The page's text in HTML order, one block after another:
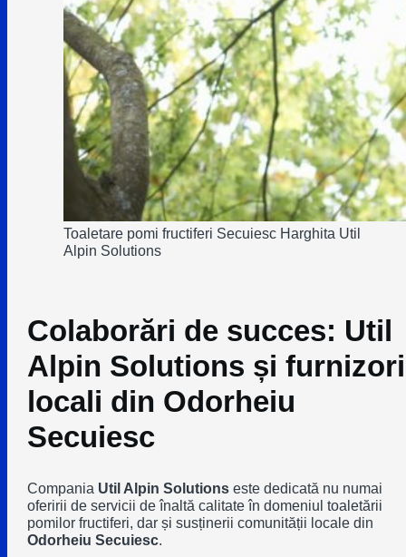
Toaletare pomi fructiferi Secuiesc Harghita Util
Alpin Solutions
Colaborări de succes: Util
Alpin Solutions și
locali din Odorheiu
Secuiesc
Compania Util Alpin Solutionseste dedicată nu numai
oferirii de servicii de înaltă calitate în domeniul toaletării
pomilor fructiferi, dar și susținerii comunității locale din
Odorheiu Secuiesc.